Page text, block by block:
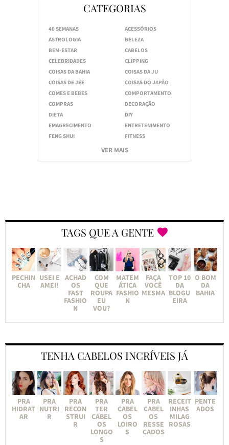
CATEGORIAS
40 SEMANAS
ACESSÓRIOS
ASTROLOGIA
BELEZA
BEM-ESTAR
CABELOS
CELEBRIDADES
CLIPPING
COISAS DA BAHIA
COISAS DA JU
COISAS DE JEE
COISAS DO JAPÃO
COMES E BEBES
COMPORTAMENTO
COMPRAS
DECORAÇÃO
DIETA
DIY
EMAGRECIMENTO
ENTRETENIMENTO
FENG SHUI
FITNESS
VER MAIS
TAGS QUE A GENTE
PECHIN
CHA
USEI E
AMEI!
ACHAD
OS
FAST
FASHIO
N
COM
QUE
ROUPA
EU
VOU?
MATEM
ÁTICA
FASHIO
N
FAÇA
VOCÊ
MESMA
TOP 10
DA
BLOGU
EIRA
O BOM
DA
BAHIA
TENHA CABELOS INCRÍVEIS JÁ
PRA
HIDRAT
AR
PRA
NUTRI
R
PRA
RECON
STRUI
R
PRA
TER
CABEL
OS
LONGO
S
PRA
CABEL
OS
LOIRO
S
PRA
CABEL
OS
RESSE
CADOS
RECEIT
INHAS
MILAG
ROSAS
PENTE
ADOS